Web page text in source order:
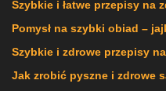
Szybkie i łatwe przepisy na
Pomysł na szybki obiad –
Szybkie i zdrowe przepisy
Jak zrobić pyszne i zdrowe